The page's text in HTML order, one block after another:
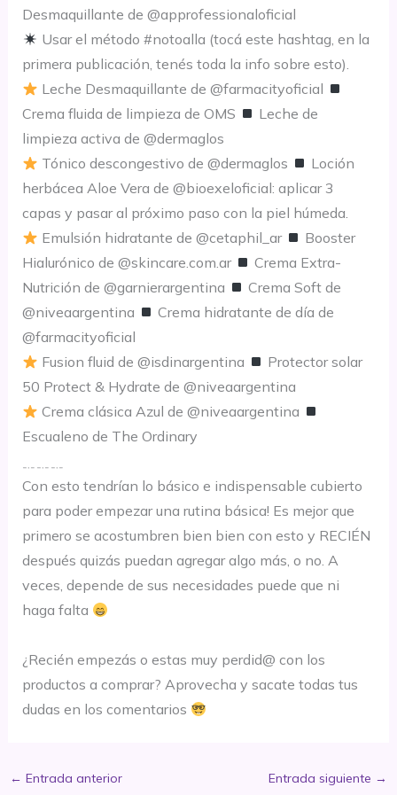
Desmaquillante de @approfessionaloficial
Usar el método #notoalla (tocá este hashtag, en la
primera publicación, tenés toda la info sobre esto).
Leche Desmaquillante de @farmacityoficial
Crema fluida de limpieza de OMS
Leche de
limpieza activa de @dermaglos
Tónico descongestivo de @dermaglos
Loción
herbácea Aloe Vera de @bioexeloficial: aplicar 3
capas y pasar al próximo paso con la piel húmeda.
Emulsión hidratante de @cetaphil_ar
Booster
Hialurónico de @skincare.com.ar
Crema Extra-
Nutrición de @garnierargentina
Crema Soft de
@niveaargentina
Crema hidratante de día de
@farmacityoficial
Fusion fluid de @isdinargentina
Protector solar
50 Protect & Hydrate de @niveaargentina
Crema clásica Azul de @niveaargentina
Escualeno de The Ordinary
Con esto tendrían lo básico e indispensable cubierto
para poder empezar una rutina básica! Es mejor que
primero se acostumbren bien bien con esto y RECIÉN
después quizás puedan agregar algo más, o no. A
veces, depende de sus necesidades puede que ni
haga falta
¿Recién empezás o estas muy perdid@ con los
productos a comprar? Aprovecha y sacate todas tus
dudas en los comentarios
← Entrada anterior Entrada siguiente →